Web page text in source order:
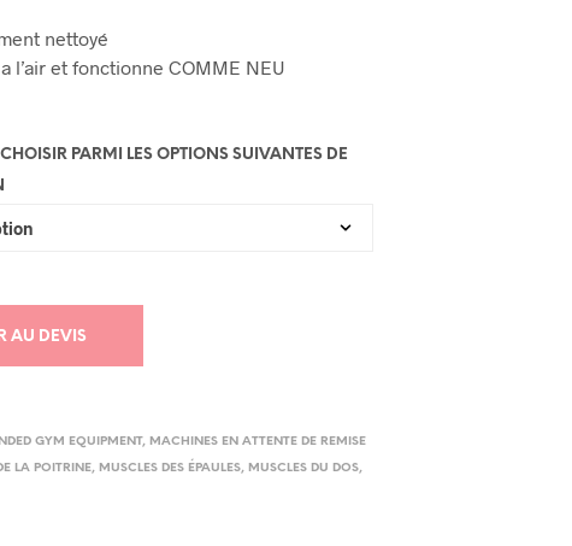
nettoyé
l’air et fonctionne COMME NEU
PARMI LES OPTIONS SUIVANTES DE
AU DEVIS
GYM EQUIPMENT, MACHINES EN ATTENTE DE REMISE
LA POITRINE, MUSCLES DES ÉPAULES, MUSCLES DU DOS,